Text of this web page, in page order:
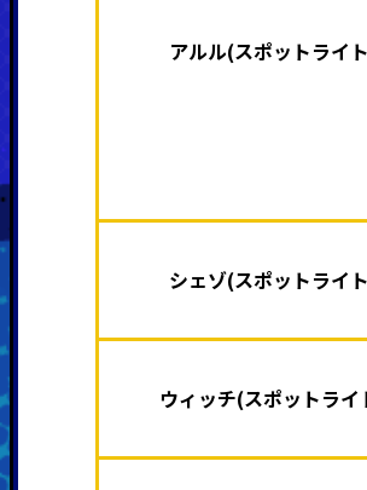
アルル(スポットライ
シェゾ(スポットライ
ウィッチ(スポットライ